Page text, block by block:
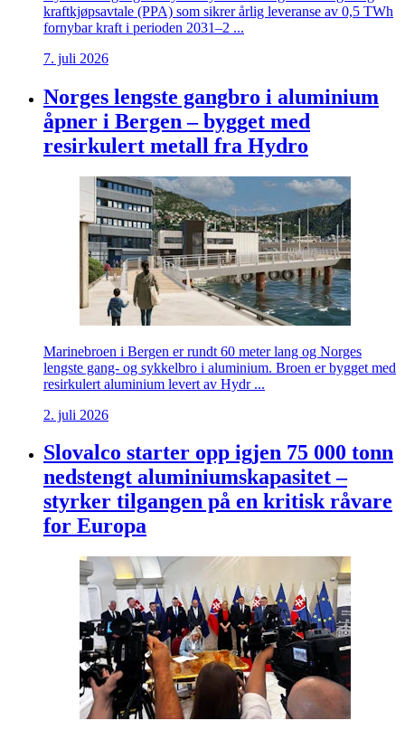
kraftkjøpsavtale (PPA) som sikrer årlig leveranse av 0,5 TWh
fornybar kraft i perioden 2031–2 ...
7. juli 2026
Norges lengste gangbro i aluminium
åpner i Bergen – bygget med
resirkulert metall fra Hydro
Marinebroen i Bergen er rundt 60 meter lang og Norges
lengste gang- og sykkelbro i aluminium. Broen er bygget med
resirkulert aluminium levert av Hydr ...
2. juli 2026
Slovalco starter opp igjen 75 000 tonn
nedstengt aluminiumskapasitet –
styrker tilgangen på en kritisk råvare
for Europa